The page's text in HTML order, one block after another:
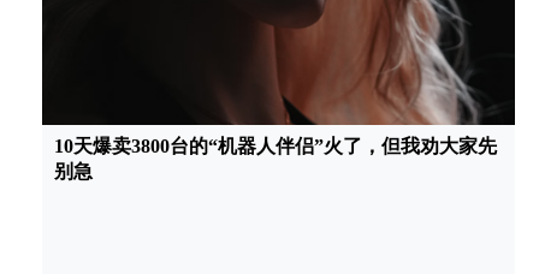
10天爆卖3800台的“机器人伴侣”火了，但我劝大家先
别急